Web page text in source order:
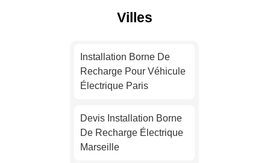
Villes
Installation Borne De
Recharge Pour Véhicule
Électrique Paris
Devis Installation Borne
De Recharge Électrique
Marseille